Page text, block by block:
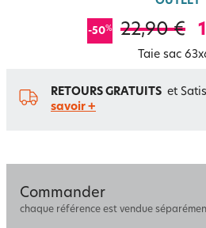
-50% 22,90 €
Taie sac
RETOURS GRATUITS et
savoir +
Commander
chaque référence est vendue